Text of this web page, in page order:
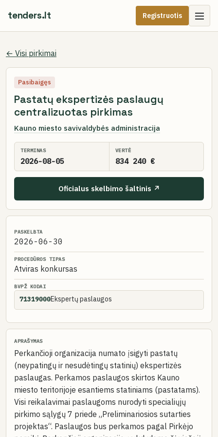
tenders.lt Registruotis
← Visi pirkimai
Pasibaigęs
Pastatų ekspertizės paslaugų
centralizuotas pirkimas
Kauno miesto savivaldybės administracija
TERMINAS
2026-08-05
VERTĖ
834 240 €
Oficialus skelbimo šaltinis ↗
PASKELBTA
2026-06-30
PROCEDŪROS TIPAS
Atviras konkursas
BVPŽ KODAI
71319000Ekspertų paslaugos
APRAŠYMAS
Perkančioji organizacija numato įsigyti pastatų
(neypatingų ir nesudėtingų statinių) ekspertizės
paslaugas. Perkamos paslaugos skirtos Kauno
miesto teritorijoje esantiems statiniams (pastatams).
Visi reikalavimai paslaugoms nurodyti specialiųjų
pirkimo sąlygų 7 priede „Preliminariosios sutarties
projektas“. Paslaugos bus perkamos pagal Pirkėjo